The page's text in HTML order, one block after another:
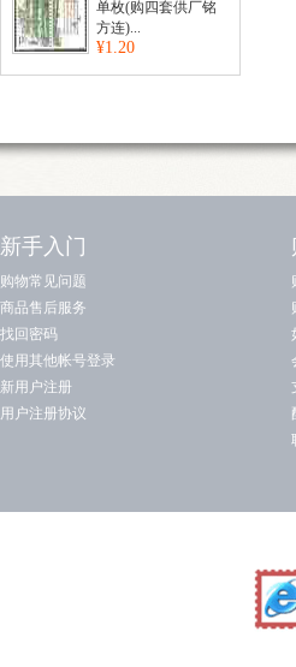
单枚(购四套供厂铭
方连)...
¥1.20
新手入门
购物常见问题
商品售后服务
找回密码
使用其他帐号登录
新用户注册
用户注册协议